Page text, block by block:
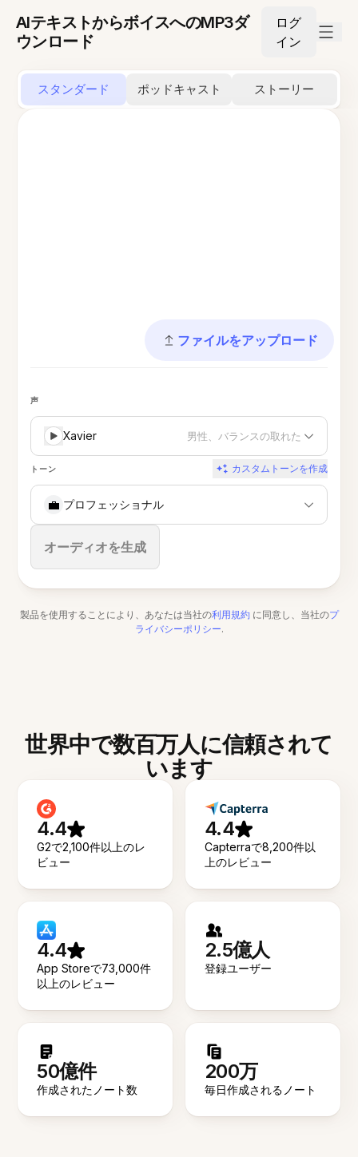
AIテキストからボイスへのMP3ダ
ウンロード
ログ
イン
スタンダード ポッドキャスト ストーリー
ファイルをアップロード
声
Xavier 男性、バランスの取れた
トーン カスタムトーンを作成
💼 プロフェッショナル
オーディオを生成
停止
製品を使用することにより、あなたは当社の利用規約 に同意し、当社のプ
ライバシーポリシー.
世界中で数百万人に信頼されて
います
4.4
G2で2,100件以上のレ
ビュー
4.4
Capterraで8,200件以
上のレビュー
4.4
App Storeで73,000件
以上のレビュー
2.5億人
登録ユーザー
50億件
作成されたノート数
200万
毎日作成されるノート